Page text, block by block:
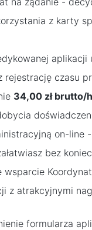
z karty
rejestrację czasu
34,00 zł brutto/h
on-
bez
wsparcie
z atrakcyjnymi
formularza